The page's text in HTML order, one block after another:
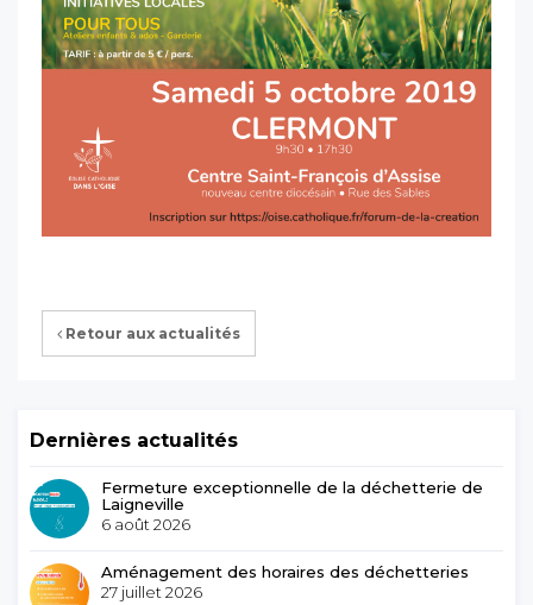
Retour aux actualités
Dernières actualités
Fermeture exceptionnelle de la déchetterie de
Laigneville
6 août 2026
Aménagement des horaires des déchetteries
27 juillet 2026